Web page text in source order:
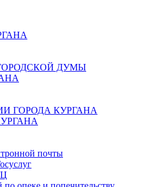
ДУМЫ
ГОРОДА КУРГАНА
почты